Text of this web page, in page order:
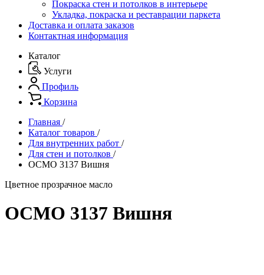
Покраска стен и потолков в интерьере
Укладка, покраска и реставрации паркета
Доставка и оплата заказов
Контактная информация
Каталог
Услуги
Профиль
Корзина
Главная /
Каталог товаров /
Для внутренних работ /
Для стен и потолков /
ОСМО 3137 Вишня
Цветное прозрачное масло
ОСМО 3137 Вишня